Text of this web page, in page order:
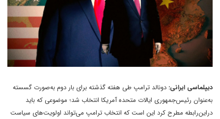
دیپلماسی ایرانی: دونالد ترامپ طی هفته گذشته برای بار دوم به‌صورت گسسته
به‌عنوان رئیس‌جمهوری ایالات متحده آمریکا انتخاب شد؛ موضوعی که باید
دراین‌رابطه مطرح کرد این است که انتخاب ترامپ می‌تواند اولویت‌های سیاست